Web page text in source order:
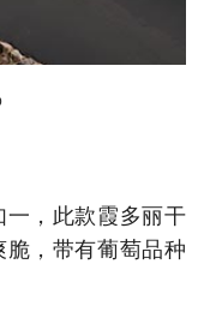
，此款霞多丽干
，带有葡萄品种